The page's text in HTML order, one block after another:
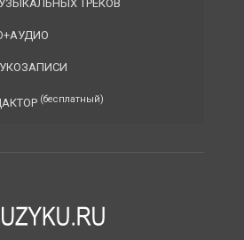
ТРЕКОВ
(бесплатный)